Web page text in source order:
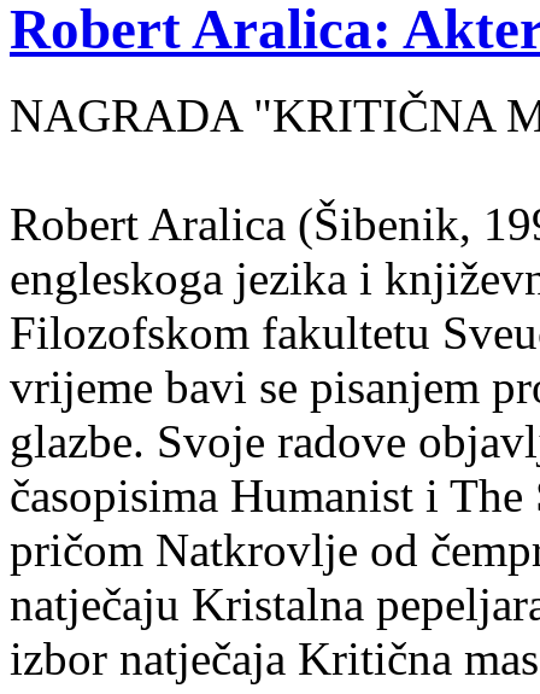
Robert Aralica:
NAGRADA "KRITIČNA
Robert Aralica (Šibenik,
engleskoga jezika i
Filozofskom fakultetu
vrijeme bavi se pisanjem
glazbe. Svoje radove
časopisima Humanist i
pričom Natkrovlje od
natječaju Kristalna
izbor natječaja Kritična